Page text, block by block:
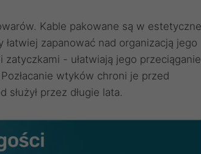
Kable pakowane są w estetyczne
zapanować nad organizacją jego
- ułatwiają jego przeciąganie
wtyków chroni je przed
przez długie lata.